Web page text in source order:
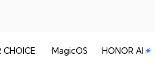
CHOICE MagicOS HONOR AI